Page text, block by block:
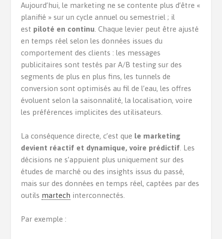
Aujourd’hui, le marketing ne se contente plus d’être «
planifié » sur un cycle annuel ou semestriel ; il
est piloté en continu . Chaque levier peut être ajusté
en temps réel selon les données issues du
comportement des clients : les messages
publicitaires sont testés par A/B testing sur des
segments de plus en plus fins, les tunnels de
conversion sont optimisés au fil de l’eau, les offres
évoluent selon la saisonnalité, la localisation, voire
les préférences implicites des utilisateurs.
La conséquence directe, c’est que le marketing
devient réactif et dynamique, voire prédictif . Les
décisions ne s’appuient plus uniquement sur des
études de marché ou des insights issus du passé,
mais sur des données en temps réel, captées par des
outils martech interconnectés.
Par exemple :